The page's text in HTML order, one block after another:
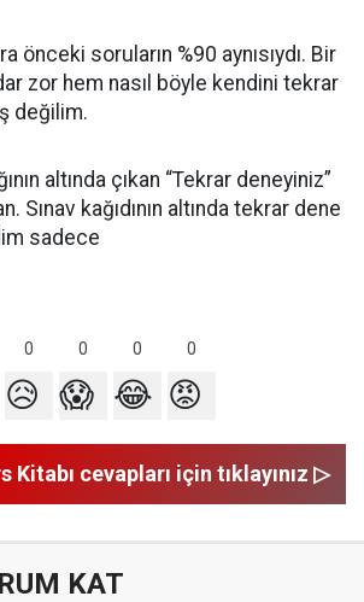
önceki soruların %90 aynısıydı. Bir
zor hem nasıl böyle kendini tekrar
değilim.
altında çıkan “Tekrar deneyiniz”
Sınav kağıdının altında tekrar dene
sadece
0 0 0 0
😥 😱 😂 😡
Kitabı cevapları için tıklayınız ▷
KAT